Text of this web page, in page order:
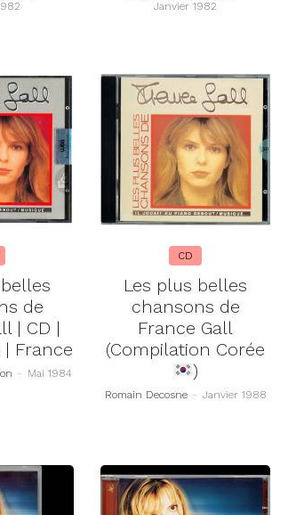
Janvier 1982
de
| CD |
| France
- Mai 1984
CD
Les plus belles
chansons de
France Gall
(Compilation Corée
)
Romain Decosne - Janvier 1988